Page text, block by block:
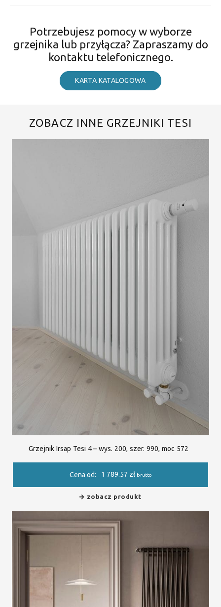
Potrzebujesz pomocy w wyborze
grzejnika lub przyłącza? Zapraszamy do
kontaktu telefonicznego.
KARTA KATALOGOWA
ZOBACZ INNE GRZEJNIKI TESI
Grzejnik Irsap Tesi 4 – wys. 200, szer. 990, moc 572
Cena od: 1 789.57 zł brutto
zobacz produkt